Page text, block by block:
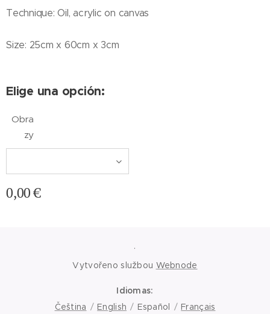
Technique: Oil, acrylic on canvas
Size: 25cm x 60cm x 3cm
Elige una opción:
Obra
zy
0,00€
.
Vytvořeno službou Webnode
Idiomas
Čeština
English Español Français